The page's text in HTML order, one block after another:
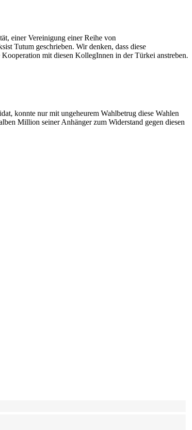
einer Vereinigung einer Reihe von
Tutum geschrieben. Wir denken, dass diese
mit diesen KollegInnen in der Türkei anstreben.
konnte nur mit ungeheurem Wahlbetrug diese Wahlen
Million seiner Anhänger zum Widerstand gegen diesen